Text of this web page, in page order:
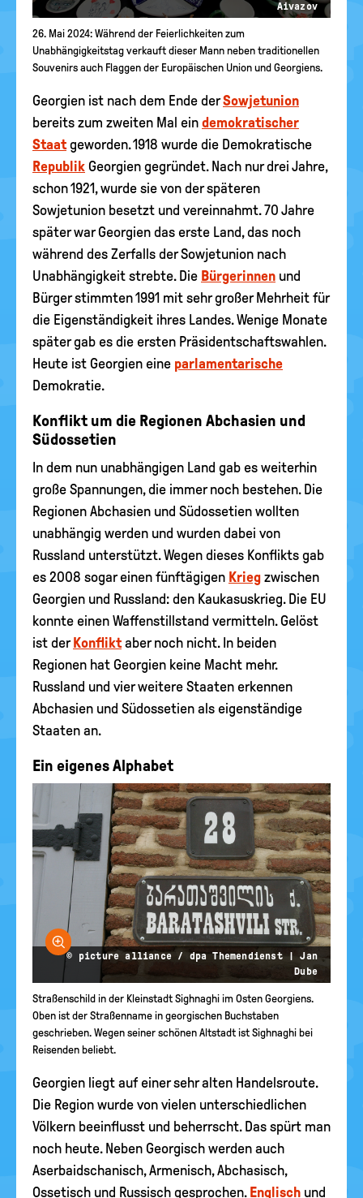
Aivazov
26. Mai 2024: Während der Feierlichkeiten zum
Unabhängigkeitstag verkauft dieser Mann neben traditionellen
Souvenirs auch Flaggen der Europäischen Union und Georgiens.
Georgien ist nach dem Ende derSowjetunion
bereits zum zweiten Mal ein demokratischer
Staatgeworden. 1918 wurde die Demokratische
Republik Georgien gegründet. Nach nur drei Jahre,
schon 1921, wurde sie von der späteren
Sowjetunion besetzt und vereinnahmt. 70 Jahre
später war Georgien das erste Land, das noch
während des Zerfalls der Sowjetunion nach
Unabhängigkeit strebte. Die Bürgerinnen und
Bürger stimmten 1991 mit sehr großer Mehrheit für
die Eigenständigkeit ihres Landes. Wenige Monate
später gab es die ersten Präsidentschaftswahlen.
Heute ist Georgien eine parlamentarische
Demokratie.
Konflikt um die Regionen Abchasien und
Südossetien
In dem nun unabhängigen Land gab es weiterhin
große Spannungen, die immer noch bestehen. Die
Regionen Abchasien und Südossetien wollten
unabhängig werden und wurden dabei von
Russland unterstützt. Wegen dieses Konflikts gab
es 2008 sogar einen fünftägigen Krieg zwischen
Georgien und Russland: den Kaukasuskrieg. Die EU
konnte einen Waffenstillstand vermitteln. Gelöst
ist der Konfliktaber noch nicht. In beiden
Regionen hat Georgien keine Macht mehr.
Russland und vier weitere Staaten erkennen
Abchasien und Südossetien als eigenständige
Staaten an.
Ein eigenes Alphabet
Bild vergrößern
© picture alliance / dpa Themendienst | Jan
Dube
Straßenschild in der Kleinstadt Sighnaghi im Osten Georgiens.
Oben ist der Straßenname in georgischen Buchstaben
geschrieben. Wegen seiner schönen Altstadt ist Sighnaghi bei
Reisenden beliebt.
Georgien liegt auf einer sehr alten Handelsroute.
Die Region wurde von vielen unterschiedlichen
Völkern beeinflusst und beherrscht. Das spürt man
noch heute. Neben Georgisch werden auch
Aserbaidschanisch, Armenisch, Abchasisch,
Ossetisch und Russisch gesprochen. Englisch und